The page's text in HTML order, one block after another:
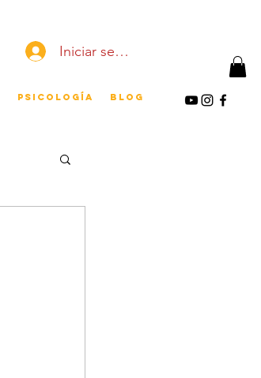
Iniciar sesión
Psicología Blog